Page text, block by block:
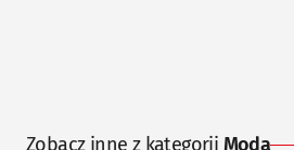
Zobacz inne z kategorii Moda